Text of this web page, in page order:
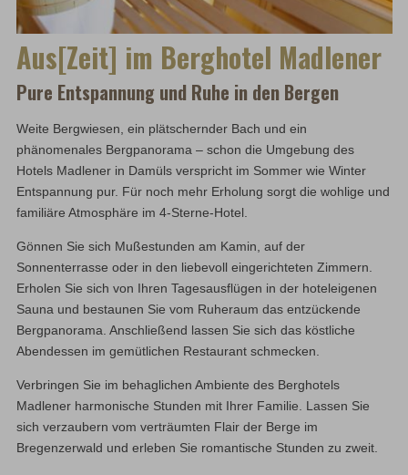
Aus[Zeit] im Berghotel Madlener
Pure Entspannung und Ruhe in den Bergen
Weite Bergwiesen, ein plätschernder Bach und ein
phänomenales Bergpanorama – schon die Umgebung des
Hotels Madlener in Damüls verspricht im Sommer wie Winter
Entspannung pur. Für noch mehr Erholung sorgt die wohlige und
familiäre Atmosphäre im 4-Sterne-Hotel.
Gönnen Sie sich Mußestunden am Kamin, auf der
Sonnenterrasse oder in den liebevoll eingerichteten Zimmern.
Erholen Sie sich von Ihren Tagesausflügen in der hoteleigenen
Sauna und bestaunen Sie vom Ruheraum das entzückende
Bergpanorama. Anschließend lassen Sie sich das köstliche
Abendessen im gemütlichen Restaurant schmecken.
Verbringen Sie im behaglichen Ambiente des Berghotels
Madlener harmonische Stunden mit Ihrer Familie. Lassen Sie
sich verzaubern vom verträumten Flair der Berge im
Bregenzerwald und erleben Sie romantische Stunden zu zweit.